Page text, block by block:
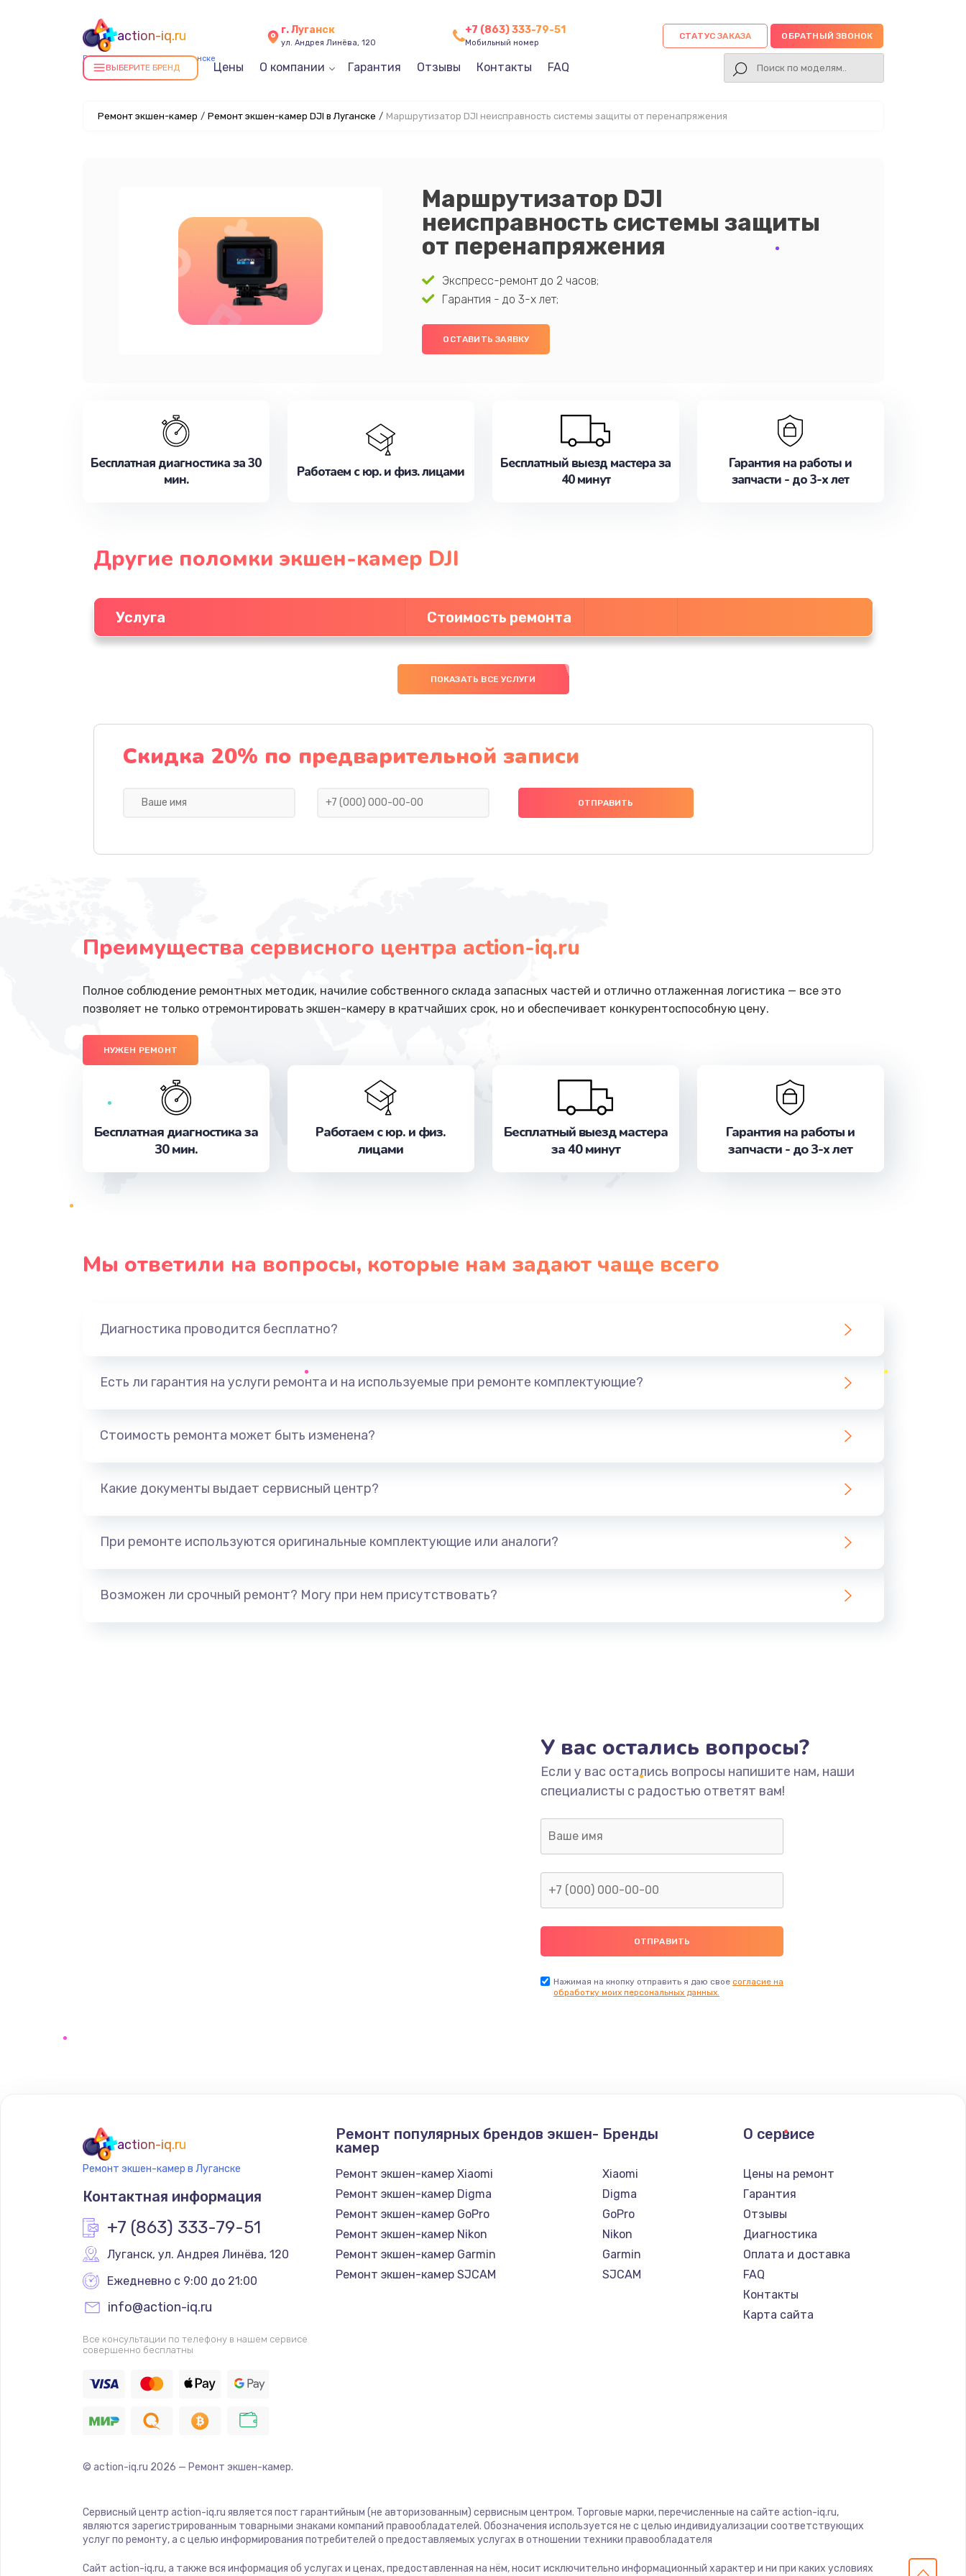
action-iq.ru
Ремонт экшен-камер в Луганске
г. Луганск
ул. Андрея Линёва, 120
+7 (863) 333-79-51
Мобильный номер
СТАТУС ЗАКАЗА ОБРАТНЫЙ ЗВОНОК
ВЫБЕРИТЕ БРЕНД Цены О компании Гарантия Отзывы Контакты FAQ
Ремонт экшен-камер / Ремонт экшен-камер DJI в Луганске / Маршрутизатор DJI неисправность системы защиты от перенапряжения
Маршрутизатор DJI
неисправность системы защиты
от перенапряжения
Экспресс-ремонт до 2 часов;
Гарантия - до 3-х лет;
ОСТАВИТЬ ЗАЯВКУ
Бесплатная диагностика за 30
мин.
Работаем с юр. и физ. лицами
Бесплатный выезд мастера за
40 минут
Гарантия на работы и
запчасти - до 3-х лет
Другие поломки экшен-камер DJI
Услуга Стоимость ремонта
ПОКАЗАТЬ ВСЕ УСЛУГИ
Скидка 20% по предварительной записи
Преимущества сервисного центра action-iq.ru
Полное соблюдение ремонтных методик, начилие собственного склада запасных частей и отлично отлаженная логистика — все это
позволяет не только отремонтировать экшен-камеру в кратчайших срок, но и обеспечивает конкурентоспособную цену.
НУЖЕН РЕМОНТ
Бесплатная диагностика за
30 мин.
Работаем с юр. и физ.
лицами
Бесплатный выезд мастера
за 40 минут
Гарантия на работы и
запчасти - до 3-х лет
Мы ответили на вопросы, которые нам задают чаще всего
Диагностика проводится бесплатно?
Есть ли гарантия на услуги ремонта и на используемые при ремонте комплектующие?
Стоимость ремонта может быть изменена?
Какие документы выдает сервисный центр?
При ремонте используются оригинальные комплектующие или аналоги?
Возможен ли срочный ремонт? Могу при нем присутствовать?
У вас остались вопросы?
Если у вас остались вопросы напишите нам, наши
специалисты с радостью ответят вам!
Нажимая на кнопку отправить я даю свое согласие на
обработку моих персональных данных.
action-iq.ru
Ремонт экшен-камер в Луганске
Контактная информация
+7 (863) 333-79-51
Луганск, ул. Андрея Линёва, 120
Ежедневно с 9:00 до 21:00
info@action-iq.ru
Все консультации по телефону в нашем сервисе
совершенно бесплатны
Ремонт популярных брендов экшен-
камер
Ремонт экшен-камер Xiaomi
Ремонт экшен-камер Digma
Ремонт экшен-камер GoPro
Ремонт экшен-камер Nikon
Ремонт экшен-камер Garmin
Ремонт экшен-камер SJCAM
Бренды
Xiaomi
Digma
GoPro
Nikon
Garmin
SJCAM
О сервисе
Цены на ремонт
Гарантия
Отзывы
Диагностика
Оплата и доставка
FAQ
Контакты
Карта сайта
© action-iq.ru 2026 — Ремонт экшен-камер.
Сервисный центр action-iq.ru является пост гарантийным (не авторизованным) сервисным центром. Торговые марки, перечисленные на сайте action-iq.ru,
являются зарегистрированным товарными знаками компаний правообладателей. Обозначения используется не с целью индивидуализации соответствующих
услуг по ремонту, а с целью информирования потребителей о предоставляемых услугах в отношении техники правообладателя
Сайт action-iq.ru, а также вся информация об услугах и ценах, предоставленная на нём, носит исключительно информационный характер и ни при каких условиях